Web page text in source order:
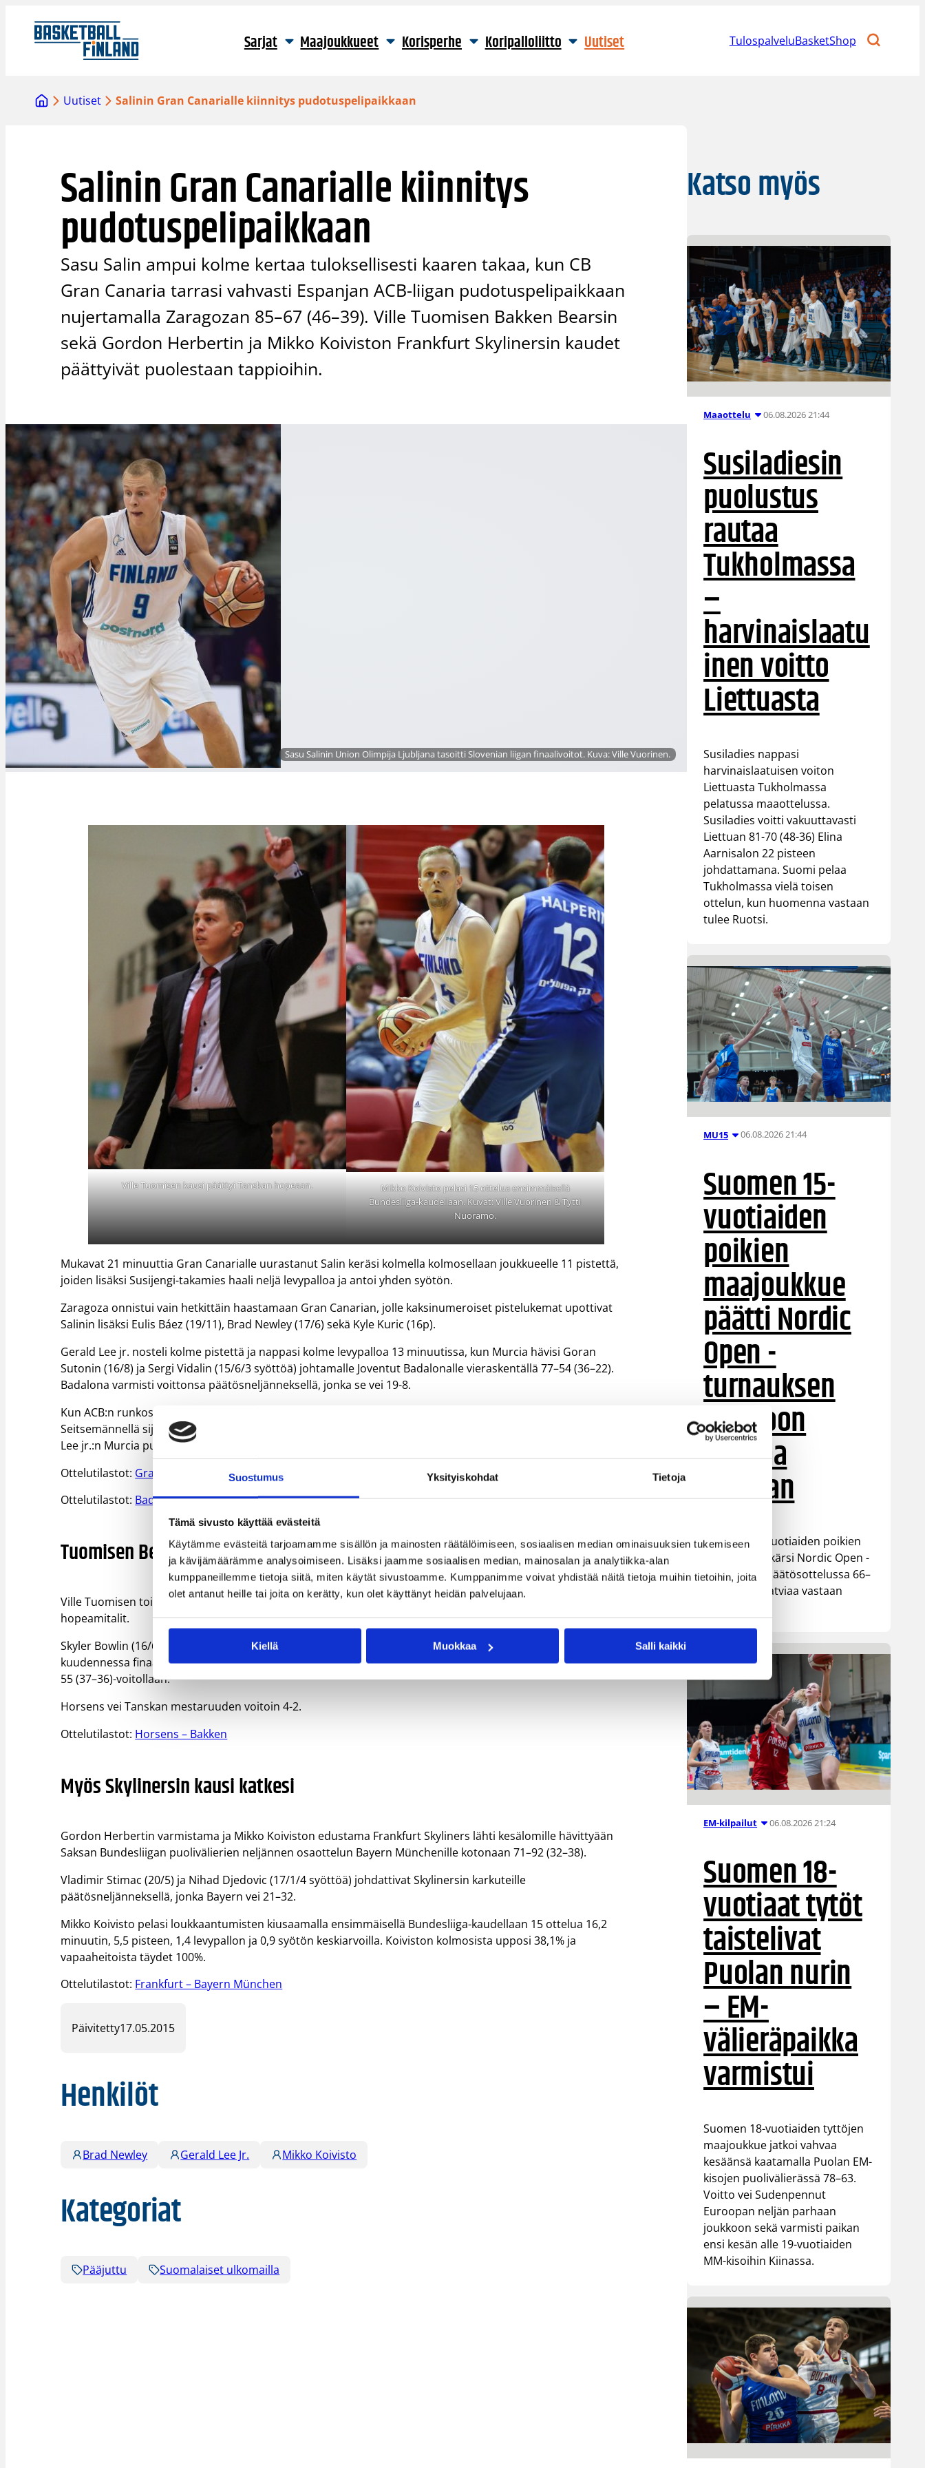
Suostumus Yksityiskohdat Tietoja
Tämä sivusto käyttää evästeitä
Käytämme evästeitä tarjoamamme sisällön ja mainosten räätälöimiseen, sosiaalisen median ominaisuuksien tukemiseen
ja kävijämäärämme analysoimiseen. Lisäksi jaamme sosiaalisen median, mainosalan ja analytiikka-alan
kumppaneillemme tietoja siitä, miten käytät sivustoamme. Kumppanimme voivat yhdistää näitä tietoja muihin tietoihin, joita
olet antanut heille tai joita on kerätty, kun olet käyttänyt heidän palvelujaan.
Kiellä Muokkaa Salli kaikki
sisältöön
Sarjat Maajoukkueet Korisperhe Koripalloliitto Uutiset TulospalveluBasketShop
Uutiset Salinin Gran Canarialle kiinnitys pudotuspelipaikkaan
Salinin Gran Canarialle kiinnitys
pudotuspelipaikkaan
Sasu Salin ampui kolme kertaa tuloksellisesti kaaren takaa, kun CB
Gran Canaria tarrasi vahvasti Espanjan ACB-liigan pudotuspelipaikkaan
nujertamalla Zaragozan 85–67 (46–39). Ville Tuomisen Bakken Bearsin
sekä Gordon Herbertin ja Mikko Koiviston Frankfurt Skylinersin kaudet
päättyivät puolestaan tappioihin.
Sasu Salinin Union Olimpija Ljubljana tasoitti Slovenian liigan finaalivoitot. Kuva: Ville Vuorinen.
Ville Tuomisen kausi päättyi Tanskan hopeaan.
Mikko Koivisto pelasi 15 ottelua ensimmäisellä
Bundesliiga-kaudellaan. Kuvat: Ville Vuorinen & Tytti
Nuoramo.
Mukavat 21 minuuttia Gran Canarialle uurastanut Salin keräsi kolmella kolmosellaan joukkueelle 11 pistettä,
joiden lisäksi Susijengi-takamies haali neljä levypalloa ja antoi yhden syötön.
Zaragoza onnistui vain hetkittäin haastamaan Gran Canarian, jolle kaksinumeroiset pistelukemat upottivat
Salinin lisäksi Eulis Báez (19/11), Brad Newley (17/6) sekä Kyle Kuric (16p).
Gerald Lee jr. nosteli kolme pistettä ja nappasi kolme levypalloa 13 minuutissa, kun Murcia hävisi Goran
Sutonin (16/8) ja Sergi Vidalin (15/6/3 syöttöä) johtamalle Joventut Badalonalle vieraskentällä 77–54 (36–22).
Badalona varmisti voittonsa päätösneljänneksellä, jonka se vei 19-8.
Kun ACB:n runkosarjaa on pelaamatta yksi kierros, Gran Canaria on vahvasti matkalla pudotuspeleihin.
Seitsemännellä sijalla viihtyvä Gran Canaria on voittanut 18 ottelua. Kaksi voittoa vähemmän hakenut Gerald
Lee jr.:n Murcia puolestaan tipahti 11. sijalle.
Ottelutilastot: Gran Canaria – Zaragoza
Ottelutilastot: Badalona – Murcia
Tuomisen Bearsin kultaputki katki
Ville Tuomisen toinen kausi Tanskan Basketligaenin suursuosikki Bakken Bearsin peräsimessä toi mukanaan
hopeamitalit.
Skyler Bowlin (16/6/5 syöttöä), Baye Keita (10/14/3 blokkia) ja Marquis Addison (15/2) nousivat esille
kuudennessa finaalissa, kun Horsens vei päätösneljänneksen 19-8 ja katkaisi Bearsin neljän kullan putken 72–
55 (37–36)-voitollaan.
Horsens vei Tanskan mestaruuden voitoin 4-2.
Ottelutilastot: Horsens – Bakken
Myös Skylinersin kausi katkesi
Gordon Herbertin varmistama ja Mikko Koiviston edustama Frankfurt Skyliners lähti kesälomille hävittyään
Saksan Bundesliigan puolivälierien neljännen osaottelun Bayern Münchenille kotonaan 71–92 (32–38).
Vladimir Stimac (20/5) ja Nihad Djedovic (17/1/4 syöttöä) johdattivat Skylinersin karkuteille
päätösneljänneksellä, jonka Bayern vei 21–32.
Mikko Koivisto pelasi loukkaantumisten kiusaamalla ensimmäisellä Bundesliiga-kaudellaan 15 ottelua 16,2
minuutin, 5,5 pisteen, 1,4 levypallon ja 0,9 syötön keskiarvoilla. Koiviston kolmosista upposi 38,1% ja
vapaaheitoista täydet 100%.
Ottelutilastot: Frankfurt – Bayern München
Päivitetty17.05.2015
Henkilöt
Brad Newley Gerald Lee Jr. Mikko Koivisto
Kategoriat
Pääjuttu Suomalaiset ulkomailla
Katso myös
Maaottelu 06.08.2026 21:44
Susiladiesin
puolustus
rautaa
Tukholmassa
–
harvinaislaatu
inen voitto
Liettuasta
Susiladies nappasi
harvinaislaatuisen voiton
Liettuasta Tukholmassa
pelatussa maaottelussa.
Susiladies voitti vakuuttavasti
Liettuan 81-70 (48-36) Elina
Aarnisalon 22 pisteen
johdattamana. Suomi pelaa
Tukholmassa vielä toisen
ottelun, kun huomenna vastaan
tulee Ruotsi.
MU15 06.08.2026 21:44
Suomen 15-
vuotiaiden
poikien
maajoukkue
päätti Nordic
Open -
turnauksen
tappioon
Latviaa
vastaan
Suomen 15-vuotiaiden poikien
maajoukkue kärsi Nordic Open -
turnauksen päätösottelussa 66–
74-tappion Latviaa vastaan
EM-kilpailut 06.08.2026 21:24
Suomen 18-
vuotiaat tytöt
taistelivat
Puolan nurin
– EM-
välieräpaikka
varmistui
Suomen 18-vuotiaiden tyttöjen
maajoukkue jatkoi vahvaa
kesäänsä kaatamalla Puolan EM-
kisojen puolivälierässä 78–63.
Voitto vei Sudenpennut
Euroopan neljän parhaan
joukkoon sekä varmisti paikan
ensi kesän alle 19-vuotiaiden
MM-kisoihin Kiinassa.